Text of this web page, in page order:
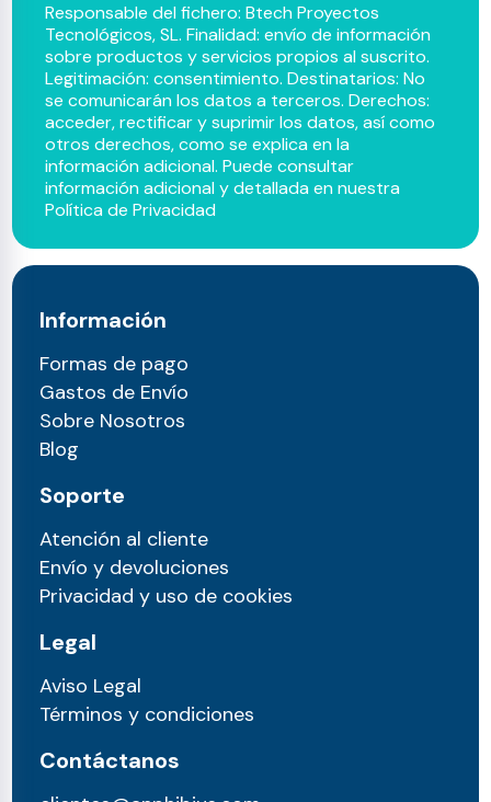
Responsable del fichero: Btech Proyectos
Tecnológicos, SL. Finalidad: envío de información
sobre productos y servicios propios al suscrito.
Legitimación: consentimiento. Destinatarios: No
se comunicarán los datos a terceros. Derechos:
acceder, rectificar y suprimir los datos, así como
otros derechos, como se explica en la
información adicional. Puede consultar
información adicional y detallada en nuestra
Política de Privacidad
Información
Formas de pago
Gastos de Envío
Sobre Nosotros
Blog
Soporte
Atención al cliente
Envío y devoluciones
Privacidad y uso de cookies
Legal
Aviso Legal
Términos y condiciones
Contáctanos